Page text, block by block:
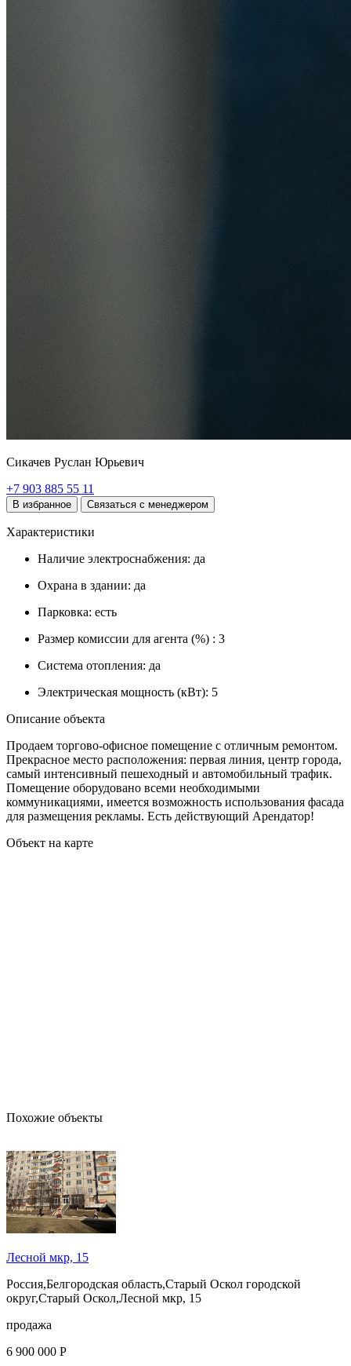
Сикачев Руслан Юрьевич
+7 903 885 55 11
В избранное Связаться с менеджером
Характеристики
Наличие электроснабжения: да
Охрана в здании: да
Парковка: есть
Размер комиссии для агента (%) : 3
Система отопления: да
Электрическая мощность (кВт): 5
Описание объекта
Продаем торгово-офисное помещение с отличным ремонтом.
Прекрасное место расположения: первая линия, центр города,
самый интенсивный пешеходный и автомобильный трафик.
Помещение оборудовано всеми необходимыми
коммуникациями, имеется возможность использования фасада
для размещения рекламы. Есть действующий Арендатор!
Объект на карте
Похожие объекты
Лесной мкр, 15
Россия,Белгородская область,Старый Оскол городской
округ,Старый Оскол,Лесной мкр, 15
продажа
6 900 000 Р